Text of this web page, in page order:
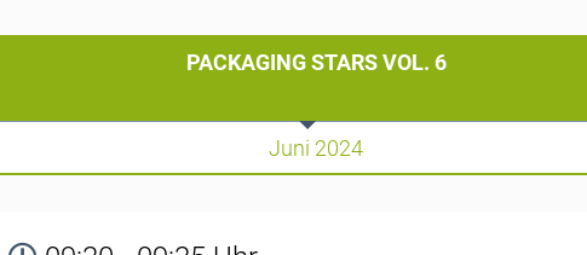
PACKAGING STARS VOL. 6
Juni 2024